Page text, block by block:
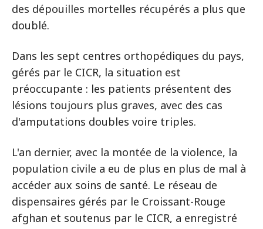
des dépouilles mortelles récupérés a plus que
doublé.
Dans les sept centres orthopédiques du pays,
gérés par le CICR, la situation est
préoccupante : les patients présentent des
lésions toujours plus graves, avec des cas
d'amputations doubles voire triples.
L'an dernier, avec la montée de la violence, la
population civile a eu de plus en plus de mal à
accéder aux soins de santé. Le réseau de
dispensaires gérés par le Croissant-Rouge
afghan et soutenus par le CICR, a enregistré